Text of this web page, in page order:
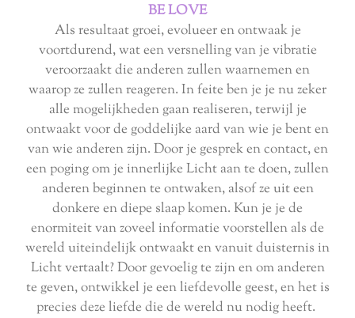
BE LOVE
Als resultaat groei, evolueer en ontwaak je
voortdurend, wat een versnelling van je vibratie
veroorzaakt die anderen zullen waarnemen en
waarop ze zullen reageren. In feite ben je je nu zeker
alle mogelijkheden gaan realiseren, terwijl je
ontwaakt voor de goddelijke aard van wie je bent en
van wie anderen zijn. Door je gesprek en contact, en
een poging om je innerlijke Licht aan te doen, zullen
anderen beginnen te ontwaken, alsof ze uit een
donkere en diepe slaap komen. Kun je je de
enormiteit van zoveel informatie voorstellen als de
wereld uiteindelijk ontwaakt en vanuit duisternis in
Licht vertaalt? Door gevoelig te zijn en om anderen
te geven, ontwikkel je een liefdevolle geest, en het is
precies deze liefde die de wereld nu nodig heeft.